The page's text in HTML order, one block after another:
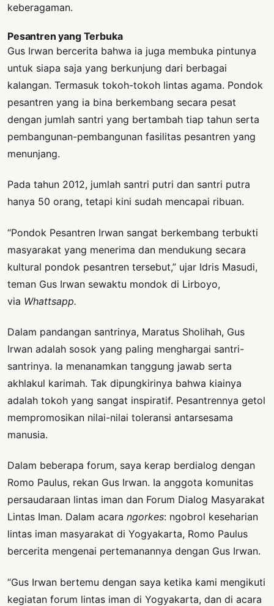
keberagaman.
Pesantren yang Terbuka
Gus Irwan bercerita bahwa ia juga membuka pintunya
untuk siapa saja yang berkunjung dari berbagai
kalangan. Termasuk tokoh-tokoh lintas agama. Pondok
pesantren yang ia bina berkembang secara pesat
dengan jumlah santri yang bertambah tiap tahun serta
pembangunan-pembangunan fasilitas pesantren yang
menunjang.
Pada tahun 2012, jumlah santri putri dan santri putra
hanya 50 orang, tetapi kini sudah mencapai ribuan.
“Pondok Pesantren Irwan sangat berkembang terbukti
masyarakat yang menerima dan mendukung secara
kultural pondok pesantren tersebut,” ujar Idris Masudi,
teman Gus Irwan sewaktu mondok di Lirboyo,
via Whattsapp.
Dalam pandangan santrinya, Maratus Sholihah, Gus
Irwan adalah sosok yang paling menghargai santri-
santrinya. Ia menanamkan tanggung jawab serta
akhlakul karimah. Tak dipungkirinya bahwa kiainya
adalah tokoh yang sangat inspiratif. Pesantrennya getol
mempromosikan nilai-nilai toleransi antarsesama
manusia.
Dalam beberapa forum, saya kerap berdialog dengan
Romo Paulus, rekan Gus Irwan. Ia anggota komunitas
persaudaraan lintas iman dan Forum Dialog Masyarakat
Lintas Iman. Dalam acara ngorkes: ngobrol keseharian
lintas iman masyarakat di Yogyakarta, Romo Paulus
bercerita mengenai pertemanannya dengan Gus Irwan.
“Gus Irwan bertemu dengan saya ketika kami mengikuti
kegiatan forum lintas iman di Yogyakarta, dan di acara